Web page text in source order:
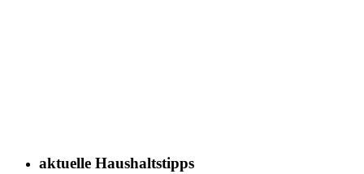
aktuelle Haushaltstipps